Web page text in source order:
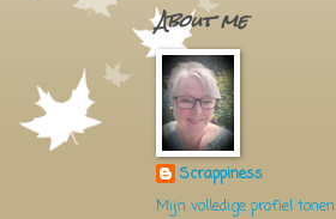
About me
Scrappiness
Mijn volledige profiel tonen